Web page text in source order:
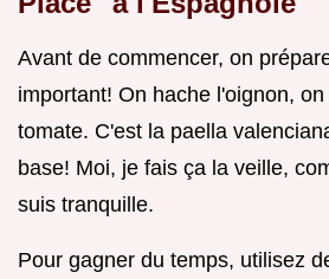
Avant de commencer, on
important! On hache l'oignon,
tomate. C'est la paella
base! Moi, je fais ça la veille,
suis tranquille.
Pour gagner du temps, utilisez